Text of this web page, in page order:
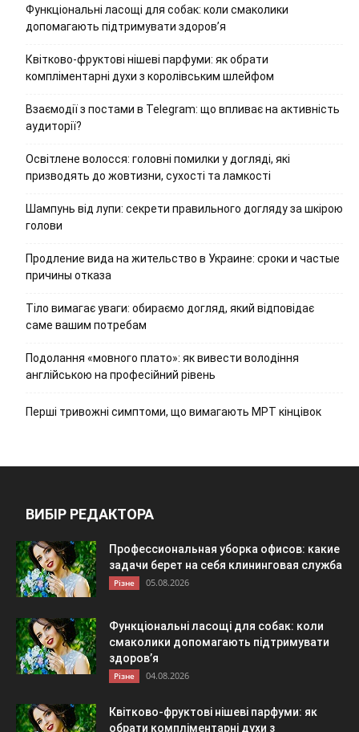
Функціональні ласощі для собак: коли смаколики
допомагають підтримувати здоров’я
Квітково-фруктові нішеві парфуми: як обрати
компліментарні духи з королівським шлейфом
Взаємодії з постами в Telegram: що впливає на активність
аудиторії?
Освітлене волосся: головні помилки у догляді, які
призводять до жовтизни, сухості та ламкості
Шампунь від лупи: секрети правильного догляду за шкірою
голови
Продление вида на жительство в Украине: сроки и частые
причины отказа
Тіло вимагає уваги: обираємо догляд, який відповідає
саме вашим потребам
Подолання «мовного плато»: як вивести володіння
англійською на професійний рівень
Перші тривожні симптоми, що вимагають МРТ кінцівок
ВИБІР РЕДАКТОРА
Профессиональная уборка офисов: какие
задачи берет на себя клининговая служба
Різне 05.08.2026
Функціональні ласощі для собак: коли
смаколики допомагають підтримувати
здоров’я
Різне 04.08.2026
Квітково-фруктові нішеві парфуми: як
обрати компліментарні духи з